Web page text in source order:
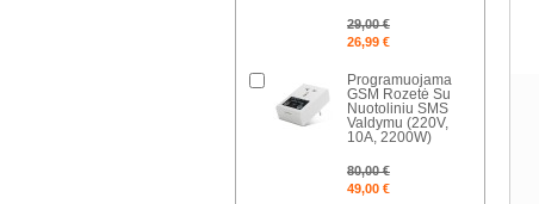
29,00 €
26,99 €
Programuojama
GSM Rozetė Su
Nuotoliniu SMS
Valdymu (220V,
10A, 2200W)
80,00 €
49,00 €